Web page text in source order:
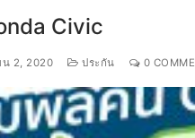
Civic
2, 2020 ประกัน 0